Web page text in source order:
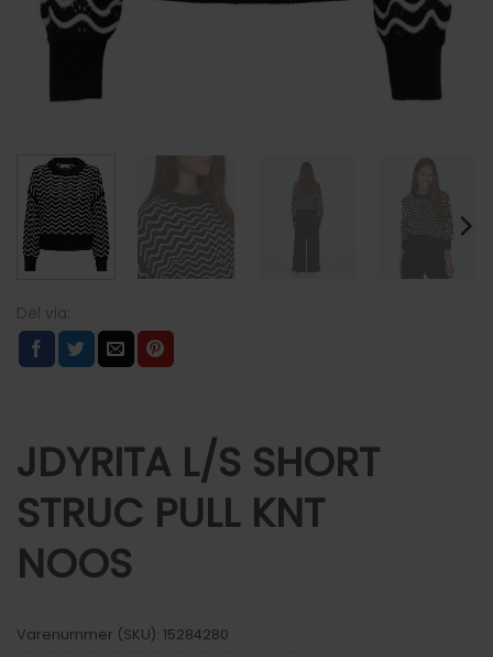
JDYRITA L/S SHORT
STRUC PULL KNT
NOOS
Varenummer (SKU): 15284280